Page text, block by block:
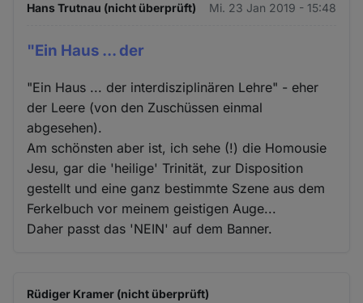
Hans Trutnau (nicht überprüft) Mi. 23 Jan 2019 - 15:48
"Ein Haus ... der
"Ein Haus ... der interdisziplinären Lehre" - eher
der Leere (von den Zuschüssen einmal
abgesehen).
Am schönsten aber ist, ich sehe (!) die Homousie
Jesu, gar die 'heilige' Trinität, zur Disposition
gestellt und eine ganz bestimmte Szene aus dem
Ferkelbuch vor meinem geistigen Auge...
Daher passt das 'NEIN' auf dem Banner.
Rüdiger Kramer (nicht überprüft)